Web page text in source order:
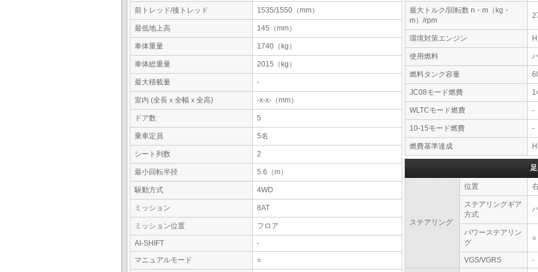
前トレッド/後トレッド 1535/1550（mm）
最低地上高 145（mm）
車体重量 1740（kg）
車体総重量 2015（kg）
最大積載量 -
室内 (全長ｘ全幅ｘ全高) -x-x-（mm）
ドア数 5
乗車定員 5名
シート列数 2
最小回転半径 5.6（m）
駆動方式 4WD
ミッション 8AT
ミッション位置 フロア
AI-SHIFT
-
マニュアルモード
○
最大トルク/回転数 n・m（kg・
m）/rpm
環境対策エンジン
使用燃料
燃料タンク容量
JC08モード燃費
WLTCモード燃費 -
10-15モード燃費 -
燃費基準達成
ステアリング
位置
ステアリングギア
方式
パワーステアリン
グ
○
VGS/VGRS -